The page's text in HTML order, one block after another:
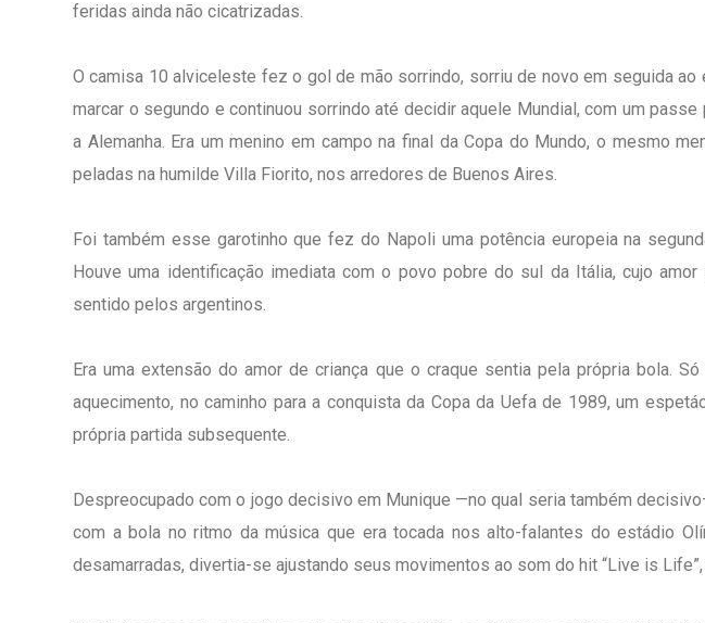
feridas ainda não cicatrizadas.
O camisa 10 alviceleste fez o gol de mão sorrindo, sorriu de novo em seguida
marcar o segundo e continuou sorrindo até decidir aquele Mundial, com um passe
a Alemanha. Era um menino em campo na final da Copa do Mundo, o mesmo
peladas na humilde Villa Fiorito, nos arredores de Buenos Aires.
Foi também esse garotinho que fez do Napoli uma potência europeia na
Houve uma identificação imediata com o povo pobre do sul da Itália, cujo
sentido pelos argentinos.
Era uma extensão do amor de criança que o craque sentia pela própria bola.
aquecimento, no caminho para a conquista da Copa da Uefa de 1989, um
própria partida subsequente.
Despreocupado com o jogo decisivo em Munique —no qual seria também
com a bola no ritmo da música que era tocada nos alto-falantes do estádio
desamarradas, divertia-se ajustando seus movimentos ao som do hit “Live is Life”,